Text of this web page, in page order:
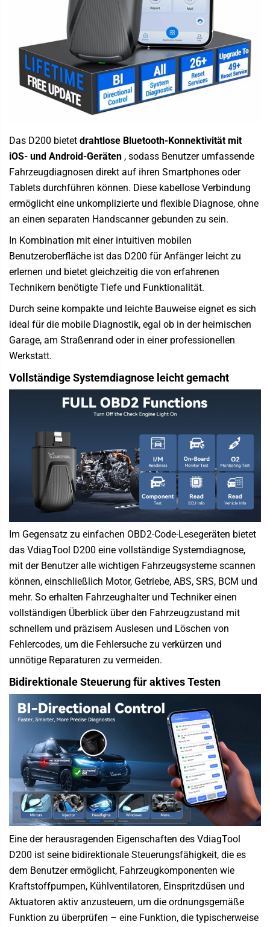
Das D200 bietet drahtlose Bluetooth-Konnektivität mit
iOS- und Android-Geräten , sodass Benutzer umfassende
Fahrzeugdiagnosen direkt auf ihren Smartphones oder
Tablets durchführen können. Diese kabellose Verbindung
ermöglicht eine unkomplizierte und flexible Diagnose, ohne
an einen separaten Handscanner gebunden zu sein.
In Kombination mit einer intuitiven mobilen
Benutzeroberfläche ist das D200 für Anfänger leicht zu
erlernen und bietet gleichzeitig die von erfahrenen
Technikern benötigte Tiefe und Funktionalität.
Durch seine kompakte und leichte Bauweise eignet es sich
ideal für die mobile Diagnostik, egal ob in der heimischen
Garage, am Straßenrand oder in einer professionellen
Werkstatt.
Vollständige Systemdiagnose leicht gemacht
Im Gegensatz zu einfachen OBD2-Code-Lesegeräten bietet
das VdiagTool D200 eine vollständige Systemdiagnose,
mit der Benutzer alle wichtigen Fahrzeugsysteme scannen
können, einschließlich Motor, Getriebe, ABS, SRS, BCM und
mehr. So erhalten Fahrzeughalter und Techniker einen
vollständigen Überblick über den Fahrzeugzustand mit
schnellem und präzisem Auslesen und Löschen von
Fehlercodes, um die Fehlersuche zu verkürzen und
unnötige Reparaturen zu vermeiden.
Bidirektionale Steuerung für aktives Testen
Eine der herausragenden Eigenschaften des VdiagTool
D200 ist seine bidirektionale Steuerungsfähigkeit, die es
dem Benutzer ermöglicht, Fahrzeugkomponenten wie
Kraftstoffpumpen, Kühlventilatoren, Einspritzdüsen und
Aktuatoren aktiv anzusteuern, um die ordnungsgemäße
Funktion zu überprüfen – eine Funktion, die typischerweise